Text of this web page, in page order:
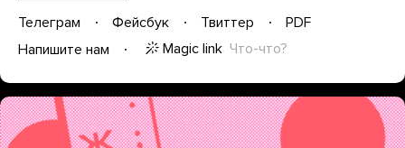
Телеграм Фейсбук Твиттер
PDF
Напишите нам
Magic link Что-что?